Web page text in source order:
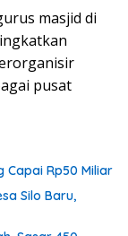
masjid di
pusat
Capai Rp50 Miliar
Silo Baru,